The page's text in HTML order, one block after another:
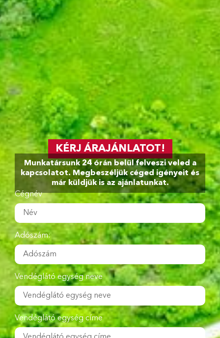
KÉRJ ÁRAJÁNLATOT!
Munkatársunk 24 órán belül felveszi veled a
kapcsolatot. Megbeszéljük céged igényeit és
már küldjük is az ajánlatunkat.
Cégnév
Adószám:
Vendéglátó egység neve
Vendéglátó egység címe